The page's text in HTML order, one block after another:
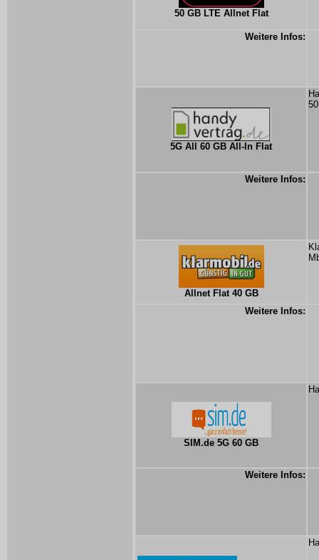
50 GB LTE Allnet Flat
Weitere Infos:
5G All 60 GB All-In Flat
Weitere Infos:
Allnet Flat 40 GB
Weitere Infos:
SIM.de 5G 60 GB
Weitere Infos: